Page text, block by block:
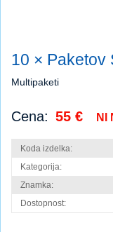
10 × Paketov
Multipaketi
Cena: 55 € NI
Koda izdelka:
Kategorija:
Znamka:
Dostopnost: